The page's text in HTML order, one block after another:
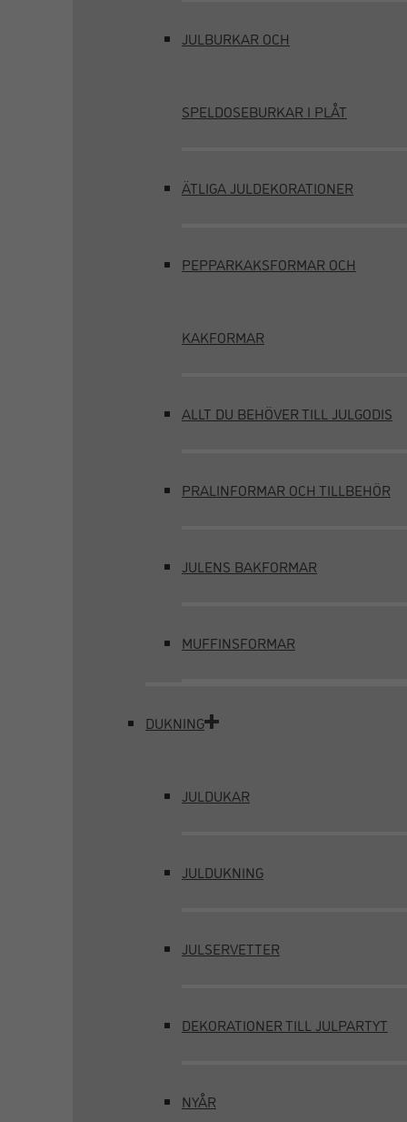
JULBURKAR OCH
SPELDOSEBURKAR I PLÅT
ÄTLIGA JULDEKORATIONER
PEPPARKAKSFORMAR OCH
KAKFORMAR
ALLT DU BEHÖVER TILL JULGODIS
PRALINFORMAR OCH TILLBEHÖR
JULENS BAKFORMAR
MUFFINSFORMAR
DUKNING
JULDUKAR
JULDUKNING
JULSERVETTER
DEKORATIONER TILL JULPARTYT
NYÅR